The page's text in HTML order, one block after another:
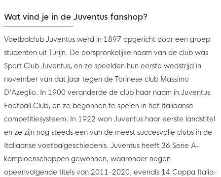
Wat vind je in de Juventus fanshop?
Voetbalclub Juventus werd in 1897 opgericht door een groep
studenten uit Turijn. De oorspronkelijke naam van de club was
Sport Club Juventus, en ze speelden hun eerste wedstrijd in
november van dat jaar tegen de Torinese club Massimo
D'Azeglio. In 1900 veranderde de club haar naam in Juventus
Football Club, en ze begonnen te spelen in het Italiaanse
competitiesysteem. In 1922 won Juventus haar eerste landstitel
en ze zijn nog steeds een van de meest succesvolle clubs in de
Italiaanse voetbalgeschiedenis. Juventus heeft 36 Serie A-
kampioenschappen gewonnen, waaronder negen
opeenvolgende titels van 2011-2020, evenals 14 Coppa Italia-